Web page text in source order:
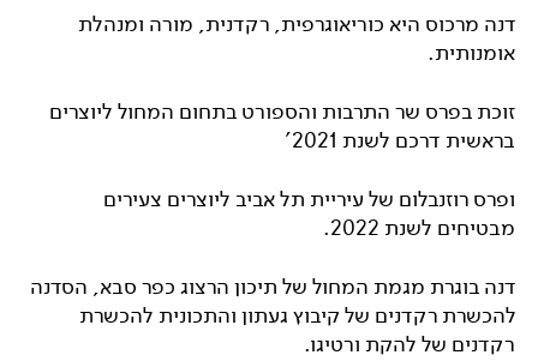
דנה מרכוס היא כוריאוגרפית, רקדנית, מורה ומנהלת
אומנותית.
זוכת בפרס שר התרבות והספורט בתחום המחול ליוצרים
בראשית דרכם לשנת 2021'
ופרס רוזנבלום של עיריית תל אביב ליוצרים צעירים
מבטיחים לשנת 2022.
דנה בוגרת מגמת המחול של תיכון הרצוג כפר סבא, הסדנה
להכשרת רקדנים של קיבוץ געתון והתכונית להכשרת
רקדנים של להקת ורטיגו.